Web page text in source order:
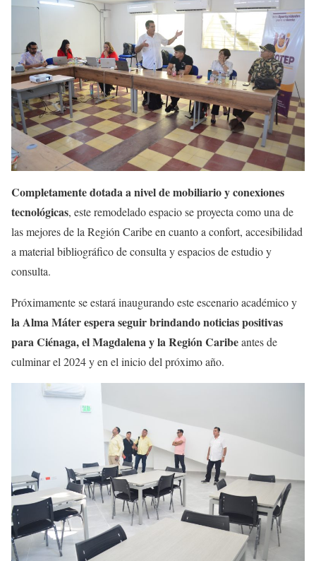
Completamente dotada a nivel de mobiliario y conexiones
tecnológicas, este remodelado espacio se proyecta como una de
las mejores de la Región Caribe en cuanto a confort, accesibilidad
a material bibliográfico de consulta y espacios de estudio y
consulta.
Próximamente se estará inaugurando este escenario académico y
la Alma Máter espera seguir brindando noticias positivas
para Ciénaga, el Magdalena y la Región Caribeantes de
culminar el 2024 y en el inicio del próximo año.